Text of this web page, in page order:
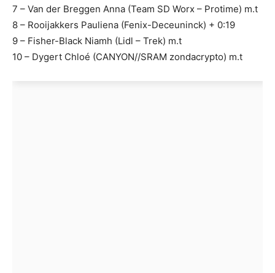
7 – Van der Breggen Anna (Team SD Worx – Protime) m.t
8 – Rooijakkers Pauliena (Fenix-Deceuninck) + 0:19
9 – Fisher-Black Niamh (Lidl – Trek) m.t
10 – Dygert Chloé (CANYON//SRAM zondacrypto) m.t